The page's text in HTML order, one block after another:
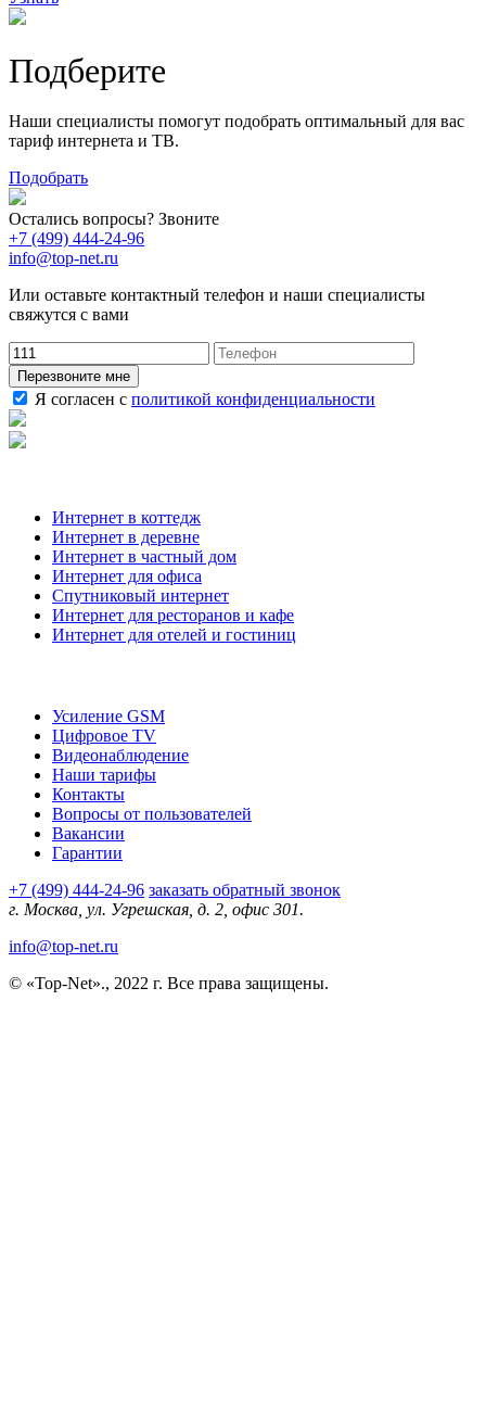
Подберите
Наши специалисты помогут подобрать оптимальный для вас
тариф интернета и ТВ.
Подобрать
Остались вопросы? Звоните
+7 (499) 444-24-96
info@top-net.ru
Или оставьте контактный телефон и наши специалисты
свяжутся с вами
Перезвоните мне
Я согласен с политикой конфиденциальности
Интернет в коттедж
Интернет в деревне
Интернет в частный дом
Интернет для офиса
Спутниковый интернет
Интернет для ресторанов и кафе
Интернет для отелей и гостиниц
Усиление GSM
Цифровое TV
Видеонаблюдение
Наши тарифы
Контакты
Вопросы от пользователей
Вакансии
Гарантии
+7 (499) 444-24-96 заказать обратный звонок
г. Москва, ул. Угрешская, д. 2, офис 301.
info@top-net.ru
© «Top-Net»., 2022 г. Все права защищены.